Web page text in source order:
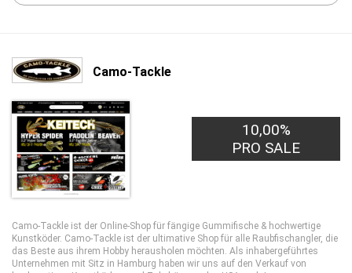
Camo-Tackle
10,00%
PRO SALE
Camo-Tackle ist der Online-Shop für fängige Gummifische & hochwertige
Kunstköder. Camo-Tackle ist der ultimative Shop für alle Raubfischangler, die
das Beste aus ihrem Hobby herausholen möchten. Als inhabergeführtes
Unternehmen mit Sitz in Hamburg haben wir uns auf den Verkauf von